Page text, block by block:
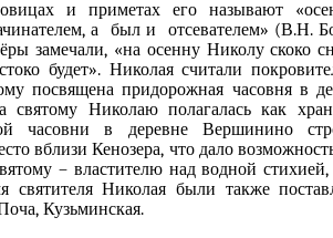
и приметах его называют
а был и отсевателем» (В.Н.
замечали, «на осенну Николу скоко
будет». Николая считали
посвящена придорожная часовня в
святому Николаю полагалась как
часовни в деревне Вершинино
вблизи Кенозера, что дало
– властителю над водной стихией,
святителя Николая были также
Кузьминская.